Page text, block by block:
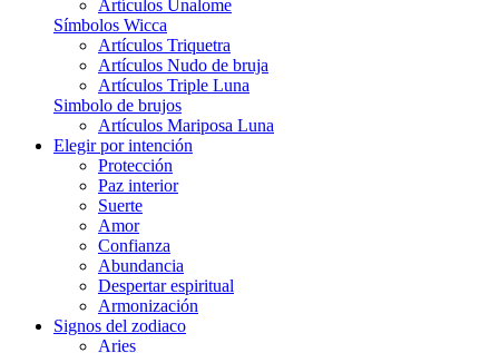
Artículos Unalome
Símbolos Wicca
Artículos Triquetra
Artículos Nudo de bruja
Artículos Triple Luna
Simbolo de brujos
Artículos Mariposa Luna
Elegir por intención
Protección
Paz interior
Suerte
Amor
Confianza
Abundancia
Despertar espiritual
Armonización
Signos del zodiaco
Aries